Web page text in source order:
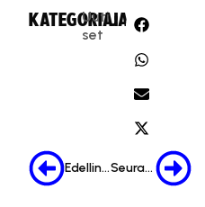
KATEGORIA:
Uuti
set
JAA:
Edellinen Seuraava